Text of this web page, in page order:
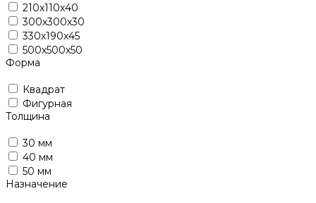
210х110х40
300х300х30
330х190х45
500х500х50
Форма
Квадрат
Фигурная
Толщина
30 мм
40 мм
50 мм
Назначение